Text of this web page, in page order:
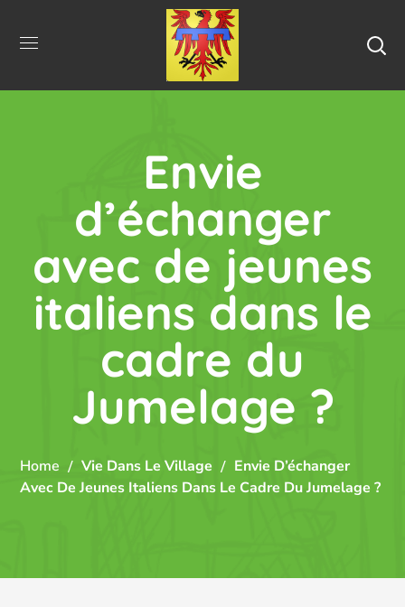
Envie
d’échanger
avec de jeunes
italiens dans le
cadre du
Jumelage ?
Home Vie Dans Le Village
Envie D’échanger
Avec De Jeunes Italiens Dans Le Cadre Du Jumelage ?